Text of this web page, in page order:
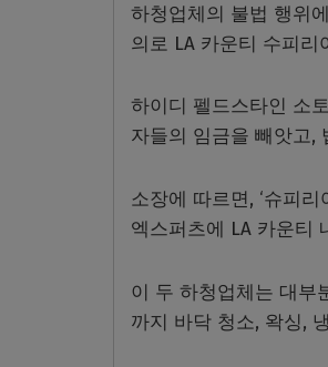
하청업체의 불법 행위
의로 LA 카운티 수피
하이디 펠드스타인 소
자들의 임금을 빼앗고,
소장에 따르면, ‘슈피
엑스퍼츠에 LA 카운티
이 두 하청업체는 대부
까지 바닥 청소, 왁싱,